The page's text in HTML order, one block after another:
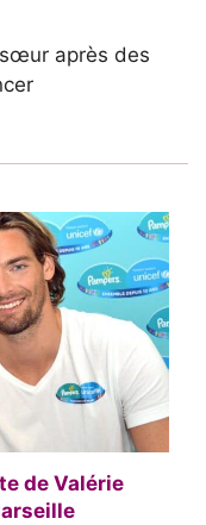
après des
de Valérie